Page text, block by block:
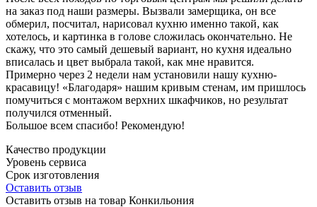
на заказ под наши размеры. Вызвали замерщика, он все
обмерил, посчитал, нарисовал кухню именно такой, как
хотелось, и картинка в голове сложилась окончательно. Не
скажу, что это самый дешевый вариант, но кухня идеально
вписалась и цвет выбрала такой, как мне нравится.
Примерно через 2 недели нам установили нашу кухню-
красавицу! «Благодаря» нашим кривым стенам, им пришлось
помучиться с монтажом верхних шкафчиков, но результат
получился отменный.
Большое всем спасибо! Рекомендую!
Качество продукции
Уровень сервиса
Срок изготовления
Оставить отзыв
Оставить отзыв на товар Конкильония